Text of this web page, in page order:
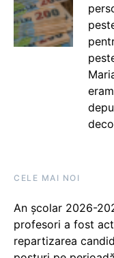
CELE MAI NOI
An școlar 2026-
profesori a fost
repartizarea